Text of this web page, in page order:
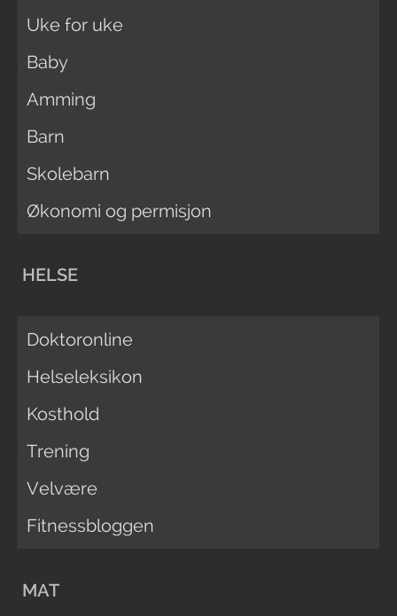
Uke for uke
Baby
Amming
Barn
Skolebarn
Økonomi og permisjon
HELSE
Doktoronline
Helseleksikon
Kosthold
Trening
Velvære
Fitnessbloggen
MAT